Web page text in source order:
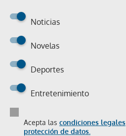
Noticias
Novelas
Deportes
Entretenimiento
Acepta las condiciones legales
protección de datos.